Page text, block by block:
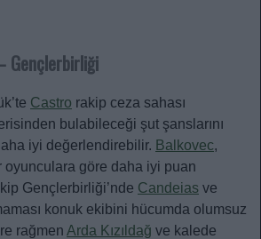
Gençlerbirliği
Castro rakip ceza sahası
bulabileceği şut şanslarını
iyi değerlendirebilir. Balkovec,
oyunculara göre daha iyi puan
Gençlerbirliği’nde Candeias ve
konuk ekibini hücumda olumsuz
rağmen Arda Kızıldağ ve kalede